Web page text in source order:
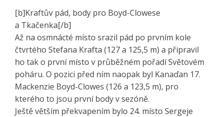
[b]Kraftův pád, body pro Boyd-Clowese
a Tkačenka[/b]
Až na osmnácté místo srazil pád po prvním kole
čtvrtého Stefana Krafta (127 a 125,5 m) a připravil
ho tak o první místo v průběžném pořadí Světovém
poháru. O pozici před ním naopak byl Kanaďan 17.
Mackenzie Boyd-Clowes (126 a 123,5 m), pro
kterého to jsou první body v sezóně.
Ještě větším překvapením bylo 24. místo Sergeje